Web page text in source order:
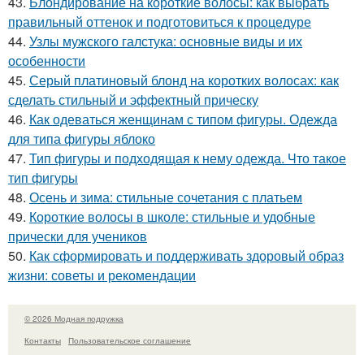
правильный оттенок и подготовиться к процедуре
44. Узлы мужского галстука: основные виды и их
особенности
45. Серый платиновый блонд на коротких волосах: как
сделать стильный и эффектный прическу
46. Как одеваться женщинам с типом фигуры. Одежда
для типа фигуры яблоко
47. Тип фигуры и подходящая к нему одежда. Что такое
тип фигуры
48. Осень и зима: стильные сочетания с платьем
49. Короткие волосы в школе: стильные и удобные
прически для учеников
50. Как сформировать и поддерживать здоровый образ
жизни: советы и рекомендации
© 2026 Модная подружка
Контакты
Пользовательское соглашение